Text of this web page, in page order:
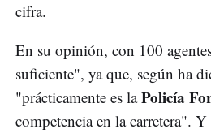
cifra.
En su opinión, con 100
suficiente", ya que, según ha
"prácticamente es laPolicía
competencia en la carretera".